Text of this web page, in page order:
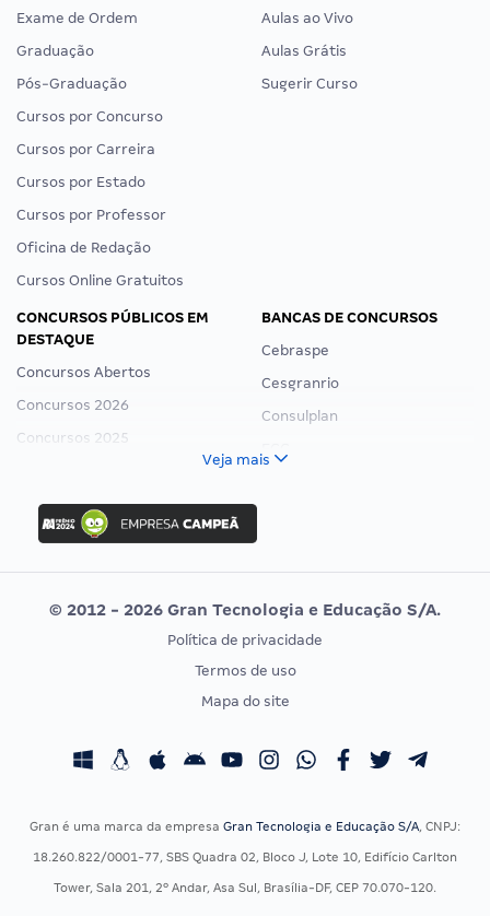
Exame de Ordem
Graduação
Pós-Graduação
Cursos por Concurso
Cursos por Carreira
Cursos por Estado
Cursos por Professor
Oficina de Redação
Cursos Online Gratuitos
Aulas ao Vivo
Aulas Grátis
Sugerir Curso
CONCURSOS PÚBLICOS EM
DESTAQUE
Concursos Abertos
Concursos 2026
Concursos 2025
Concurso Nacional Unificado
Concurso Ibama
Concurso MPU
Editais publicados
BANCAS DE CONCURSOS
Cebraspe
Cesgranrio
Consulplan
Vunesp
CONCURSOS POR PROFISSÃO
Concursos Fiscais
EXAME DE ORDEM
Calendário OAB
Veja mais
© 2012 - 2026 Gran Tecnologia e Educação S/A.
Política de privacidade
Termos de uso
Mapa do site
Gran é uma marca da empresa Gran Tecnologia e Educação S/A, CNPJ:
18.260.822/0001-77, SBS Quadra 02, Bloco J, Lote 10, Edifício Carlton
Tower, Sala 201, 2º Andar, Asa Sul, Brasília-DF, CEP 70.070-120.